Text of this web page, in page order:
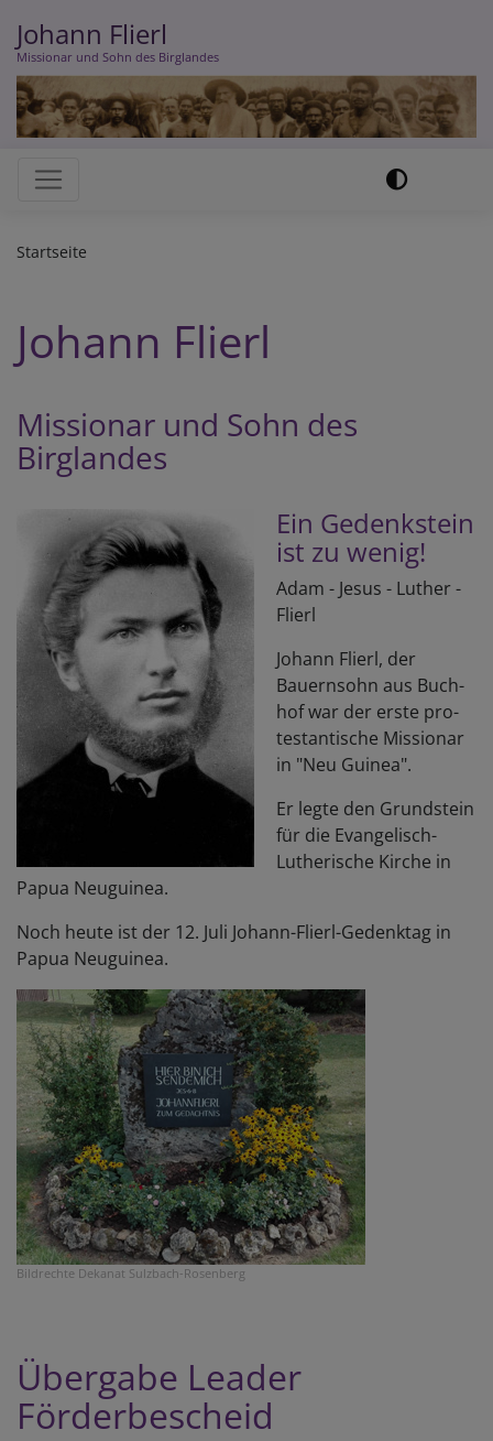
zum
Inhalt
Johann Flierl
Missionar und Sohn des Birglandes
Hauptnavigation
Startseite
Johann Flierl
Missionar und Sohn des
Birglandes
Ein Gedenk­stein
ist zu wenig!
Adam - Jesus - Luther -
Flierl
Johann Flierl, der
Bauern­sohn aus Buch­
hof war der erste pro­
testan­tische Missionar
in "Neu Guinea".
Er legte den Grund­stein
für die Evan­gelisch-
Luther­ische Kirche in
Papua Neuguinea.
Noch heute ist der 12. Juli Johann-­Flierl-­Gedenktag in
Papua Neuguinea.
Bildrechte Dekanat Sulzbach-Rosenberg
Übergabe Leader
Förderbescheid